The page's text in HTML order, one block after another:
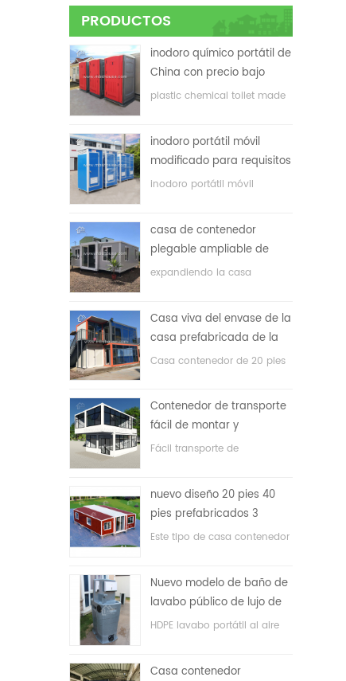
PRODUCTOS
inodoro químico portátil de
China con precio bajo
plastic chemical toilet made
inodoro portátil móvil
modificado para requisitos
particulares barato de
inodoro portátil móvil
casa de contenedor
plegable ampliable de
bajo precio
expandiendo la casa
Casa viva del envase de la
casa prefabricada de la
prueba de fuego de los
Casa contenedor de 20 pies
Contenedor de transporte
fácil de montar y
conveniente
Fácil transporte de
nuevo diseño 20 pies 40
pies prefabricados 3
dormitorios pequeña casa
Este tipo de casa contenedor
dormitorios, un baño y con
sistema eléctrico.
Nuevo modelo de baño de
lavabo público de lujo de
plástico HDPE de doble
HDPE lavabo portátil al aire
Casa contenedor